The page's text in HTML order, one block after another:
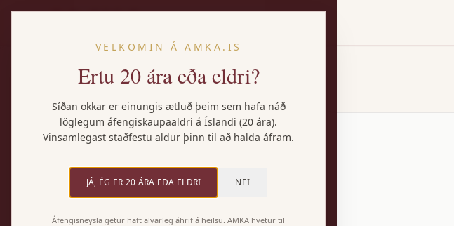
Vörur/J. Moreau & Fils Chablis
VELKOMIN Á AMKA.IS
Ertu 20 ára eða eldri?
Síðan okkar er einungis ætluð þeim sem hafa náð
löglegum áfengiskaupaaldri á Íslandi (20 ára).
Vinsamlegast staðfestu aldur þinn til að halda áfram.
JÁ, ÉG ER 20 ÁRA EÐA ELDRI NEI
Áfengisneysla getur haft alvarleg áhrif á heilsu. AMKA hvetur til